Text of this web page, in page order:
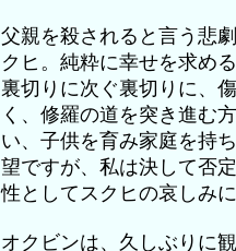
父親を殺されると言う悲
クヒ。純粋に幸せを求め
裏切りに次ぐ裏切りに、
く、修羅の道を突き進む
い、子供を育み家庭を持
望ですが、私は決して否
性としてスクヒの哀しみ
オクビンは、久しぶりに